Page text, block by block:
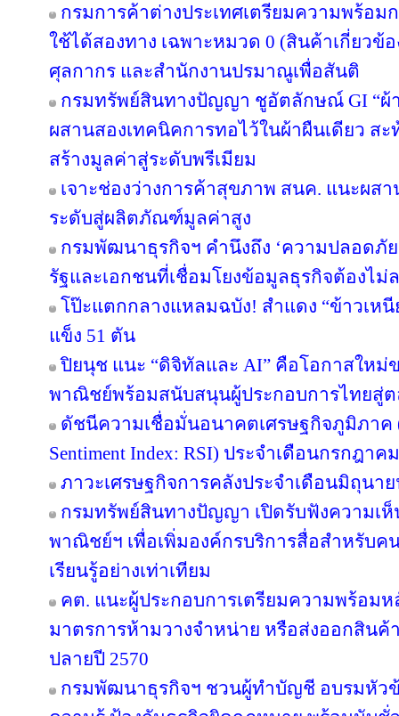
กรมการค้าต่างประเทศเตรียมความพร้อ
ใช้ได้สองทาง เฉพาะหมวด 0 (สินค้าเกี่ยวข้
ศุลกากร และสำนักงานปรมาณูเพื่อสันติ
กรมทรัพย์สินทางปัญญา ชูอัตลักษณ์ GI “ผ้
ผสานสองเทคนิคการทอไว้ในผ้าผืนเดียว
สร้างมูลค่าสู่ระดับพรีเมียม
เจาะช่องว่างการค้าสุขภาพ สนค. แนะผส
ระดับสู่ผลิตภัณฑ์มูลค่าสูง
กรมพัฒนาธุรกิจฯ คำนึงถึง ‘ความปลอดภั
รัฐและเอกชนที่เชื่อมโยงข้อมูลธุรกิจต้องไ
โป๊ะแตกกลางแหลมฉบัง! สำแดง “ข้าวเห
แข็ง 51 ตัน
ปิยนุช แนะ “ดิจิทัลและ AI” คือโอกาสใหม่
พาณิชย์พร้อมสนับสนุนผู้ประกอบการไทยสู่
ดัชนีความเชื่อมั่นอนาคตเศรษฐกิจภูมิภาค
Sentiment Index: RSI) ประจำเดือนกรกฎาค
ภาวะเศรษฐกิจการคลังประจำเดือนมิถุนาย
กรมทรัพย์สินทางปัญญา เปิดรับฟังความเห็
พาณิชย์ฯ เพื่อเพิ่มองค์กรบริการสื่อสำหรับค
เรียนรู้อย่างเท่าเทียม
คต. แนะผู้ประกอบการเตรียมความพร้อมห
มาตรการห้ามวางจำหน่าย หรือส่งออกสินค้
ปลายปี 2570
กรมพัฒนาธุรกิจฯ ชวนผู้ทำบัญชี อบรมหัวข้